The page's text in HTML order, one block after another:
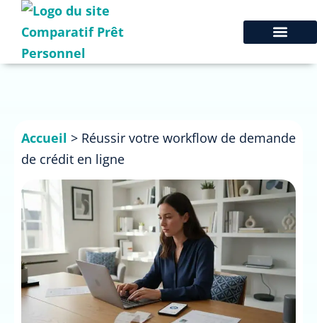
Accueil > Réussir votre workflow de demande
de crédit en ligne